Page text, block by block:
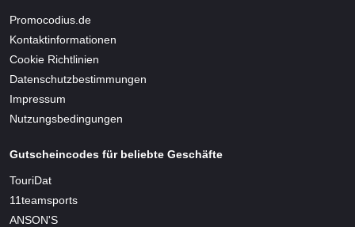
Promocodius.de
Kontaktinformationen
Cookie Richtlinien
Datenschutzbestimmungen
Impressum
Nutzungsbedingungen
Gutscheincodes für beliebte Geschäfte
TouriDat
11teamsports
ANSON'S